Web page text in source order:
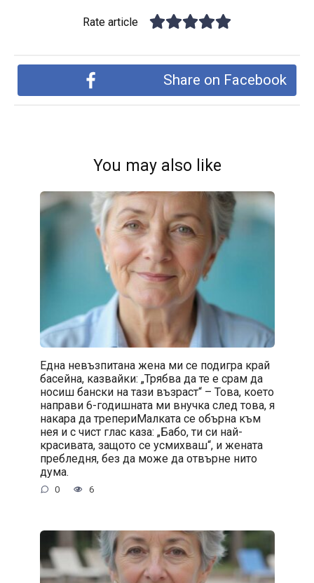
Rate article
Share on Facebook
You may also like
Една невъзпитана жена ми се подигра край
басейна, казвайки: „Трябва да те е срам да
носиш бански на тази възраст“ – Това, което
направи 6-годишната ми внучка след това, я
накара да трепериМалката се обърна към
нея и с чист глас каза: „Бабо, ти си най-
красивата, защото се усмихваш“, и жената
пребледня, без да може да отвърне нито
дума.
0 6